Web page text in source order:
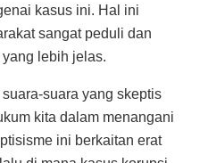
kasus ini. Hal ini
sangat peduli dan
lebih jelas.
suara yang skeptis
kita dalam menangani
ini berkaitan erat